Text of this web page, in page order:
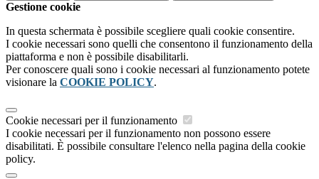
Gestione cookie
In questa schermata è possibile scegliere quali cookie consentire.
I cookie necessari sono quelli che consentono il funzionamento della
piattaforma e non è possibile disabilitarli.
Per conoscere quali sono i cookie necessari al funzionamento potete
visionare la COOKIE POLICY.
Cookie necessari per il funzionamento
I cookie necessari per il funzionamento non possono essere
disabilitati. È possibile consultare l'elenco nella pagina della cookie
policy.